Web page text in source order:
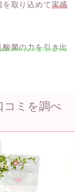
取り込めて実感
酸菌の力を引き出
コミを調べ